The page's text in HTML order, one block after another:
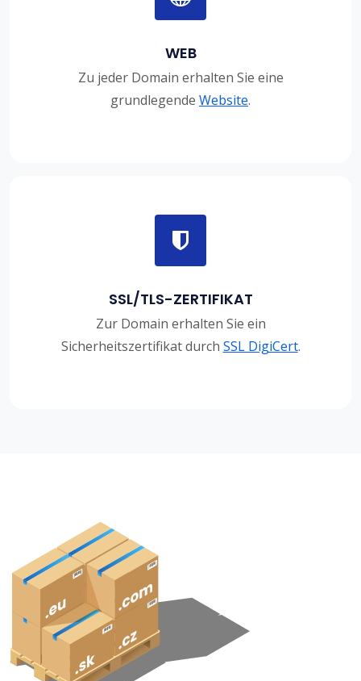
WEB
Zu jeder Domain erhalten Sie eine
grundlegende Website.
SSL/TLS-ZERTIFIKAT
Zur Domain erhalten Sie ein
Sicherheitszertifikat durch SSL DigiCert.